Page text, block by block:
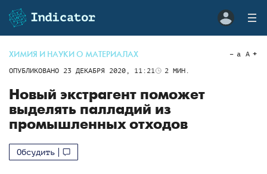
ХИМИЯ И НАУКИ О МАТЕРИАЛАХ
ОПУБЛИКОВАНО 23 ДЕКАБРЯ 2020, 11:21 2 МИН.
a A
Новый экстрагент поможет
выделять палладий из
промышленных отходов
Обсудить